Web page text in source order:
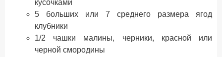
кусочками
5 больших или 7 среднего размера ягод
клубники
1/2 чашки малины, черники, красной или
черной смородины